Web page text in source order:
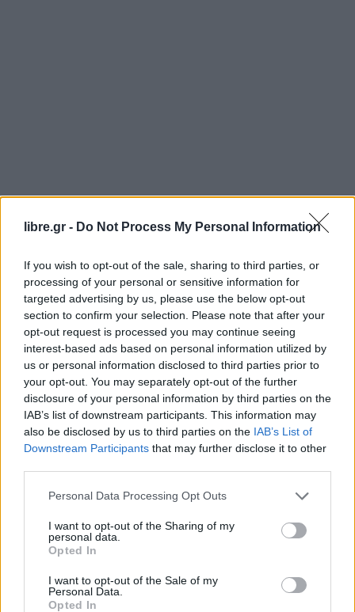
libre.gr - Do Not Process My Personal Information
If you wish to opt-out of the sale, sharing to third parties, or
processing of your personal or sensitive information for
targeted advertising by us, please use the below opt-out
section to confirm your selection. Please note that after your
opt-out request is processed you may continue seeing
interest-based ads based on personal information utilized by
us or personal information disclosed to third parties prior to
your opt-out. You may separately opt-out of the further
disclosure of your personal information by third parties on the
IAB’s list of downstream participants. This information may
also be disclosed by us to third parties on the IAB’s List of
Downstream Participants that may further disclose it to other
Personal Data Processing Opt Outs
I want to opt-out of the Sharing of my
personal data.
Opted In
I want to opt-out of the Sale of my
Personal Data.
Opted In